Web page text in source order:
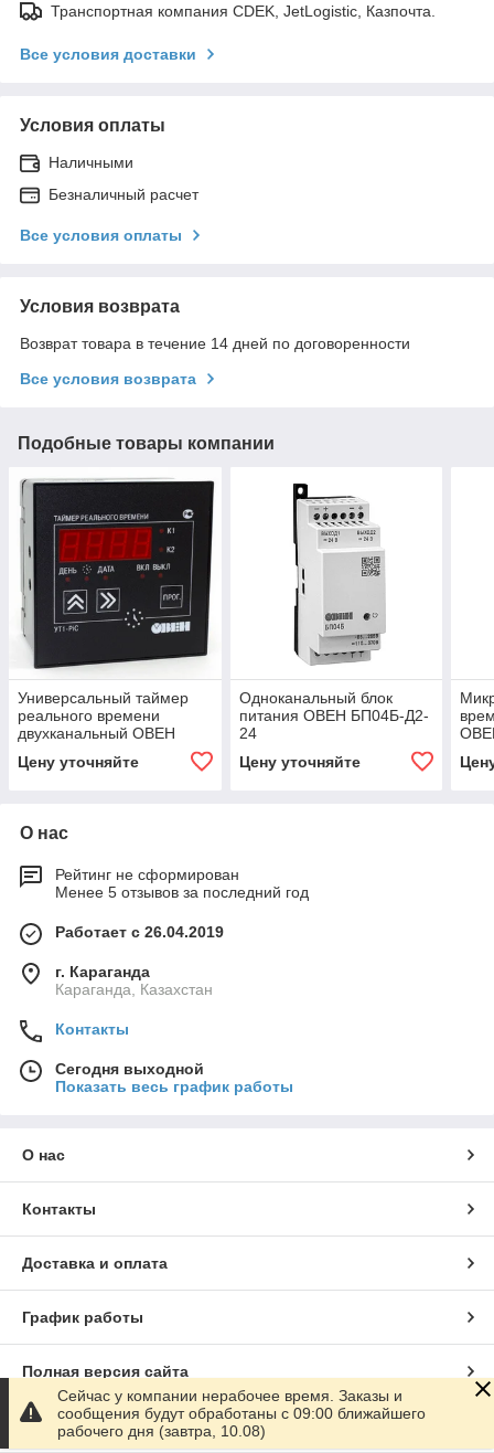
Транспортная компания CDEK, JetLogistic, Казпочта.
Все условия доставки
Условия оплаты
Наличными
Безналичный расчет
Все условия оплаты
Условия возврата
Возврат товара в течение 14 дней по договоренности
Все условия возврата
Подобные товары компании
Универсальный таймер
реального времени
двухканальный ОВЕН
Цену уточняйте
Одноканальный блок
питания ОВЕН БП04Б-Д2-
24
Цену уточняйте
О нас
Рейтинг не сформирован
Менее 5 отзывов за последний год
Работает с 26.04.2019
г. Караганда
Караганда, Казахстан
Контакты
Сегодня выходной
Показать весь график работы
О нас
Контакты
Доставка и оплата
График работы
Полная версия сайта
Сайт создан на маркетплейсеSatu.kz
Сейчас у компании нерабочее время. Заказы и
сообщения будут обработаны с 09:00 ближайшего
рабочего дня (завтра, 10.08)